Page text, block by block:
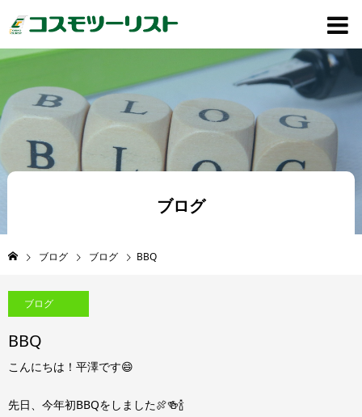
ブログ
ブログ ブログ BBQ
ブログ
BBQ
こんにちは！平澤です😄
先日、今年初BBQをしました🍖🍻🍾